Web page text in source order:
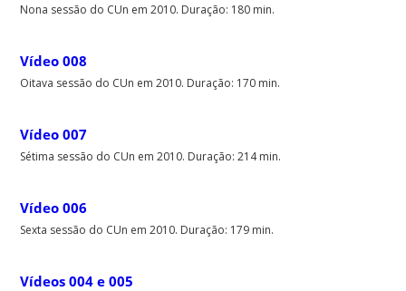
Nona sessão do CUn em 2010. Duração: 180 min.
Vídeo 008
Oitava sessão do CUn em 2010. Duração: 170 min.
Vídeo 007
Sétima sessão do CUn em 2010. Duração: 214 min.
Vídeo 006
Sexta sessão do CUn em 2010. Duração: 179 min.
Vídeos 004 e 005